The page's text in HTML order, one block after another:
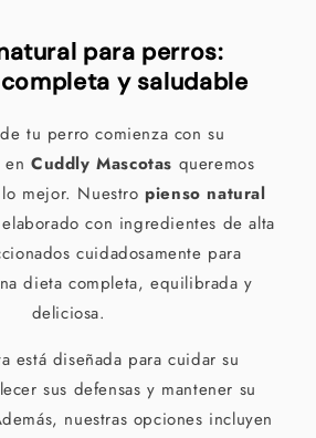
para perros:
y saludable
tu perro comienza con su
Cuddly Mascotas queremos
mejor. Nuestro pienso natural
con ingredientes de alta
cuidadosamente para
dieta completa, equilibrada y
deliciosa.
está diseñada para cuidar su
sus defensas y mantener su
nuestras opciones incluyen